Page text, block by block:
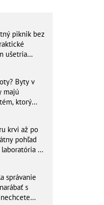
piknik bez
ušetria
Byty v
majú
ktorý
krvi až po
pohľad
na
správanie
s